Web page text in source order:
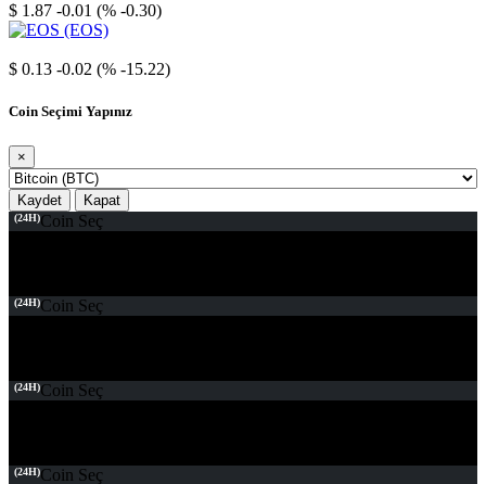
$ 1.87 -0.01 (% -0.30)
$ 0.13 -0.02 (% -15.22)
Coin Seçimi Yapınız
×
Kaydet Kapat
(24H)Coin Seç
(24H)Coin Seç
(24H)Coin Seç
(24H)Coin Seç